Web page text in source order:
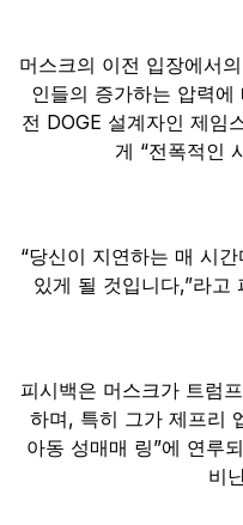
머스크의 이전 입장에서
인들의 증가하는 압력
전 DOGE 설계자인 제임
게 “전폭적인
“당신이 지연하는 매 시
있게 될 것입니다,”라고
피시백은 머스크가 트럼
하며, 특히 그가 제프리
아동 성매매 링”에 연루
비